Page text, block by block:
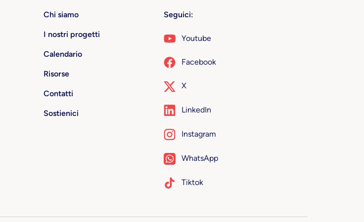
Chi siamo
I nostri progetti
Calendario
Risorse
Contatti
Sostienici
Seguici:
Youtube
Facebook
X
LinkedIn
Instagram
WhatsApp
Tiktok